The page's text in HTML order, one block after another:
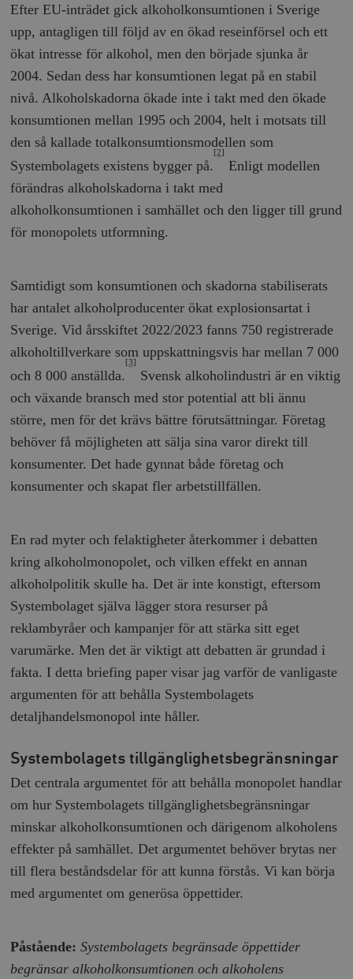
Efter EU-inträdet gick alkoholkonsumtionen i Sverige
upp, antagligen till följd av en ökad reseinförsel och ett
ökat intresse för alkohol, men den började sjunka år
2004. Sedan dess har konsumtionen legat på en stabil
nivå. Alkoholskadorna ökade inte i takt med den ökade
konsumtionen mellan 1995 och 2004, helt i motsats till
den så kallade totalkonsumtionsmodellen som
Systembolagets existens bygger på.
[2]
Enligt modellen
förändras alkoholskadorna i takt med
alkoholkonsumtionen i samhället och den ligger till grund
för monopolets utformning.
Samtidigt som konsumtionen och skadorna stabiliserats
har antalet alkoholproducenter ökat explosionsartat i
Sverige. Vid årsskiftet 2022/2023 fanns 750 registrerade
alkoholtillverkare som uppskattningsvis har mellan 7 000
och 8 000 anställda.
[3]
Svensk alkoholindustri är en viktig
och växande bransch med stor potential att bli ännu
större, men för det krävs bättre förutsättningar. Företag
behöver få möjligheten att sälja sina varor direkt till
konsumenter. Det hade gynnat både företag och
konsumenter och skapat fler arbetstillfällen.
En rad myter och felaktigheter återkommer i debatten
kring alkoholmonopolet, och vilken effekt en annan
alkoholpolitik skulle ha. Det är inte konstigt, eftersom
Systembolaget själva lägger stora resurser på
reklambyråer och kampanjer för att stärka sitt eget
varumärke. Men det är viktigt att debatten är grundad i
fakta. I detta briefing paper visar jag varför de vanligaste
argumenten för att behålla Systembolagets
detaljhandelsmonopol inte håller.
Systembolagets tillgänglighetsbegränsningar
Det centrala argumentet för att behålla monopolet handlar
om hur Systembolagets tillgänglighetsbegränsningar
minskar alkoholkonsumtionen och därigenom alkoholens
effekter på samhället. Det argumentet behöver brytas ner
till flera beståndsdelar för att kunna förstås. Vi kan börja
med argumentet om generösa öppettider.
Påstående:Systembolagets begränsade öppettider
begränsar alkoholkonsumtionen och alkoholens